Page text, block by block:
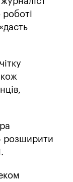
розширити